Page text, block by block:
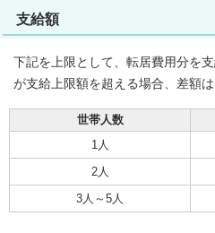
支給額
下記を上限として、転居費用分を
が支給上限額を超える場合、差額は
世帯人数
1人
2人
3人～5人